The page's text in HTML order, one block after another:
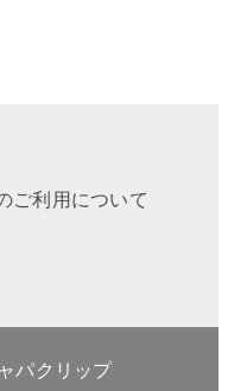
ご利用について
パクリップ